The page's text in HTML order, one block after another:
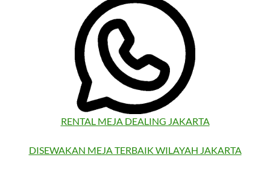
RENTAL MEJA DEALING JAKARTA
DISEWAKAN MEJA TERBAIK WILAYAH JAKARTA